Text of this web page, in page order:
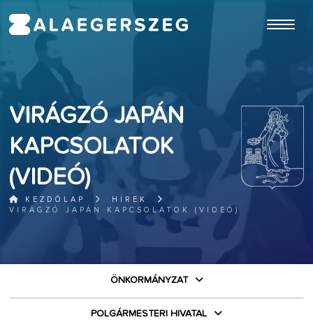
VIRÁGZÓ JAPÁN
KAPCSOLATOK
(VIDEÓ)
KEZDŐLAP
HÍREK
VIRÁGZÓ JAPÁN KAPCSOLATOK (VIDEÓ)
ÖNKORMÁNYZAT
POLGÁRMESTERI HIVATAL